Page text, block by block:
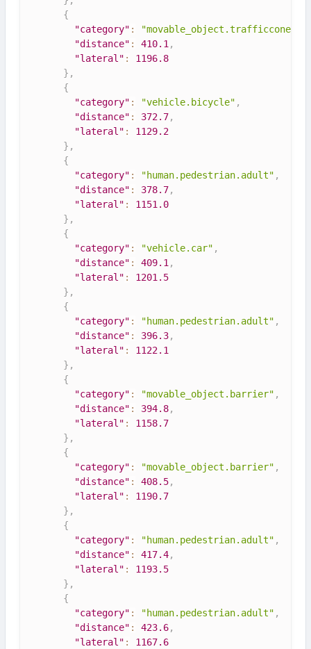
{
"category" : "movable_object.trafficcone"
"distance" : 410.1,
"lateral" :
1196.8
} ,
{
"category" : "vehicle.bicycle" ,
"distance" : 372.7,
"lateral" :
1129.2
} ,
{
"category" : "human.pedestrian.adult" ,
"distance" : 378.7,
"lateral" :
1151.0
} ,
{
"category" : "vehicle.car" ,
"distance" : 409.1,
"lateral" :
1201.5
} ,
{
"category" : "human.pedestrian.adult" ,
"distance" : 396.3,
"lateral" :
1122.1
} ,
{
"category" : "movable_object.barrier" ,
"distance" : 394.8,
"lateral" :
1158.7
} ,
{
"category" : "movable_object.barrier" ,
"distance" : 408.5,
"lateral" :
1190.7
} ,
{
"category" : "human.pedestrian.adult" ,
"distance" : 417.4,
"lateral" :
1193.5
} ,
{
"category" : "human.pedestrian.adult" ,
"distance" : 423.6,
"lateral" :
1167.6